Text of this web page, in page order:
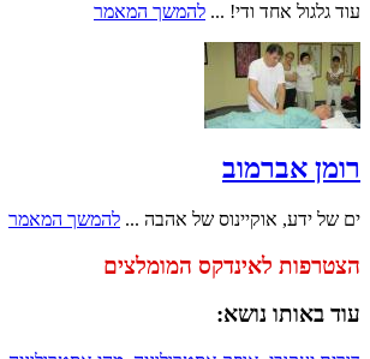
עוד גלגול אחד ודי! ... להמשך המאמר
רומן אברמוב
ים של ידע, אוקיינוס של אהבה ... להמשך המאמר
הצטרפות לאינדקס המומלצים
עוד באותו נושא: